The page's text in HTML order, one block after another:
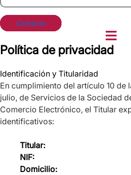
Contacto
Política de privacidad
Identificación y Titularidad
En cumplimiento del artículo 10 de
julio, de Servicios de la Sociedad
Comercio Electrónico, el Titular
identificativos:
Titular:
NIF:
Domicilio: